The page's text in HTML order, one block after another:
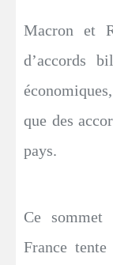
Macron et
d’accords
que des
pays.
Ce
France